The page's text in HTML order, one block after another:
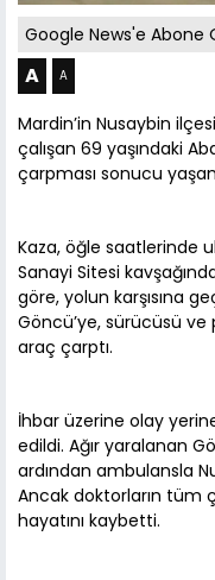
Google News'e Abone
A A
Mardin’in Nusaybin
çalışan 69 yaşındaki
çarpması sonucu
Kaza, öğle saatlerinde
Sanayi Sitesi
göre, yolun karşısına
Göncü’ye, sürücüsü
araç çarptı.
İhbar üzerine olay
edildi. Ağır yaralanan
ardından ambulansla
Ancak doktorların tüm
hayatını kaybetti.